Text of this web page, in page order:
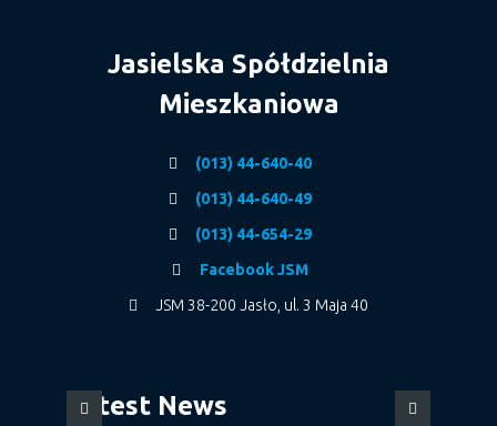
Jasielska Spółdzielnia
Mieszkaniowa
(013) 44-640-40
(013) 44-640-49
(013) 44-654-29
Facebook JSM
JSM 38-200 Jasło, ul. 3 Maja 40
Latest News